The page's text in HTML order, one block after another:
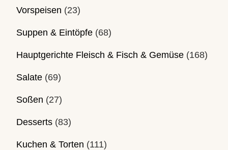
Vorspeisen (23)
Suppen & Eintöpfe (68)
Hauptgerichte Fleisch & Fisch & Gemüse (168)
Salate (69)
Soßen (27)
Desserts (83)
Kuchen & Torten (111)